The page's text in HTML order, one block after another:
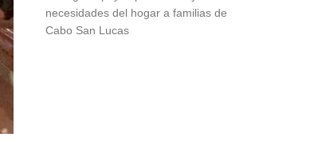
necesidades del hogar a familias de
Cabo San Lucas